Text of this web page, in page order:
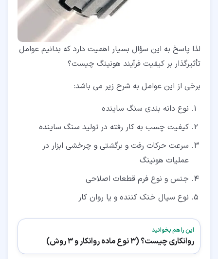
لذا پاسخ به این سؤال بسیار اهمیت دارد که بدانیم عوامل
تأثیرگذار بر کیفیت فرآیند هونینگ چیست؟
برخی از این عوامل به شرح زیر می باشد:
نوع دانه بندی سنگ ساینده
کیفیت چسب به کار رفته در تولید سنگ ساینده
سرعت حرکات رفت و برگشتی و چرخشی ابزار در
عملیات هونینگ
جنس و نوع فرم قطعات اصلاحی
نوع سیال خنک کننده و یا روان کار
این را هم بخوانید
روانکاری چیست؟ (3 نوع ماده روانکار و 3 روش)